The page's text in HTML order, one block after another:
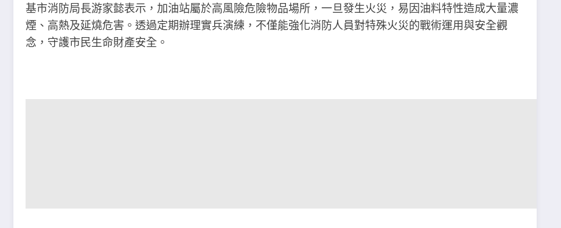
基市消防局長游家懿表示，加油站屬於高風險危險物品場所，一旦發生火災，易因油料特性造成大量濃
煙、高熱及延燒危害。透過定期辦理實兵演練，不僅能強化消防人員對特殊火災的戰術運用與安全觀
念，守護市民生命財產安全。